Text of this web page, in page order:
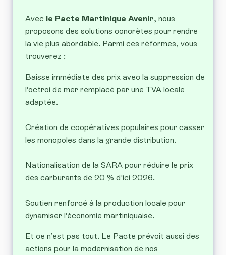
Avec le Pacte Martinique Avenir, nous
proposons des solutions concrètes pour rendre
la vie plus abordable. Parmi ces réformes, vous
trouverez :
Baisse immédiate des prix avec la suppression de
l’octroi de mer remplacé par une TVA locale
adaptée.
Création de coopératives populaires pour casser
les monopoles dans la grande distribution.
Nationalisation de la SARA pour réduire le prix
des carburants de 20 % d'ici 2026.
Soutien renforcé à la production locale pour
dynamiser l’économie martiniquaise.
Et ce n’est pas tout. Le Pacte prévoit aussi des
actions pour la modernisation de nos